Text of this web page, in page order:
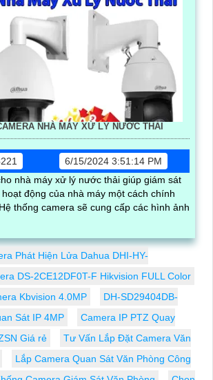
NHÀ MÁY XỬ LÝ NƯỚC THẢI
6/15/2024 3:51:14 PM
nhà máy xử lý nước thải giúp giám sát
động của nhà máy một cách chính
Phát Hiện Lửa Dahua DHI-HY-
DS-2CE12DF0T-F Hikvision FULL Color
Kbvision 4.0MP
DH-SD29404DB-
Sát IP 4MP
Camera IP PTZ Quay
Giá rẻ
Tư Vấn Lắp Đặt Camera Văn
Lắp Camera Quan Sát Văn Phòng Công